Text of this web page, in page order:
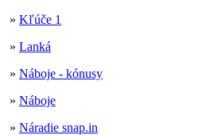
» Kľúče 1
» Lanká
» Náboje - kónusy
» Náboje
» Náradie snap.in